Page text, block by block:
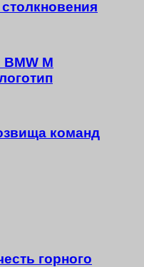
M
команд
горного